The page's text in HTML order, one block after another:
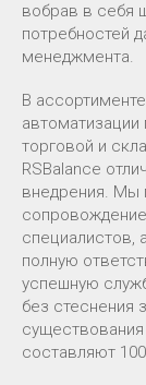
вобрав в себя
потребностей
менеджмента.
В
автоматизации
торговой и
RSBalance
внедрения. Мы
специалистов,
полную
успешную
без стеснения
составляют